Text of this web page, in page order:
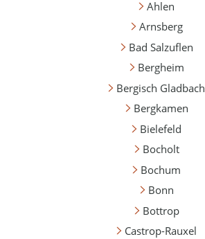
Ahlen
Arnsberg
Bad Salzuflen
Bergheim
Bergisch Gladbach
Bergkamen
Bielefeld
Bocholt
Bochum
Bonn
Bottrop
Castrop-Rauxel